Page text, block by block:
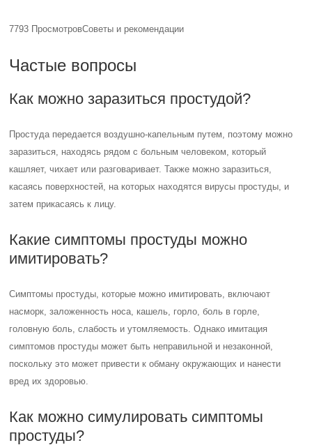
7793 ПросмотровСоветы и рекомендации
Частые вопросы
Как можно заразиться простудой?
Простуда передается воздушно-капельным путем, поэтому можно
заразиться, находясь рядом с больным человеком, который
кашляет, чихает или разговаривает. Также можно заразиться,
касаясь поверхностей, на которых находятся вирусы простуды, и
затем прикасаясь к лицу.
Какие симптомы простуды можно
имитировать?
Симптомы простуды, которые можно имитировать, включают
насморк, заложенность носа, кашель, горло, боль в горле,
головную боль, слабость и утомляемость. Однако имитация
симптомов простуды может быть неправильной и незаконной,
поскольку это может привести к обману окружающих и нанести
вред их здоровью.
Как можно симулировать симптомы
простуды?